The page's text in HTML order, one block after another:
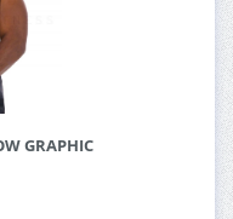
GRAPHIC